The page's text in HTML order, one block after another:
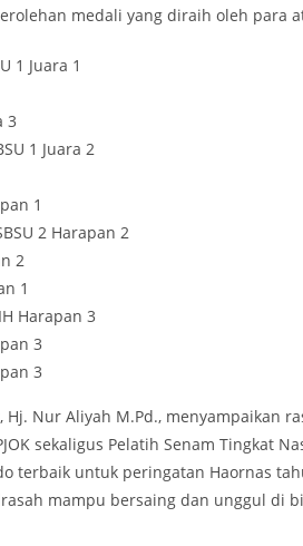
medali yang diraih oleh para
1 Juara 1
3
1 Juara 2
1
2 Harapan 2
2
1
Harapan 3
3
3
Hj. Nur Aliyah M.Pd., menyampaikan
sekaligus Pelatih Senam Tingkat
terbaik untuk peringatan Haornas
mampu bersaing dan unggul di